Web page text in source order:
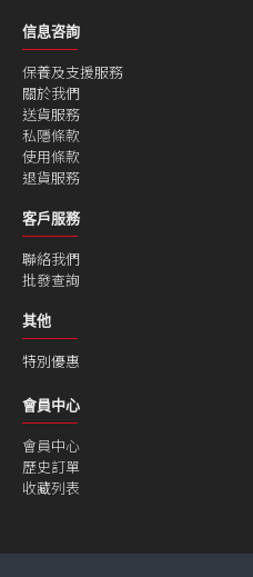
信息咨詢
保養及支援服務
關於我們
送貨服務
私隱條款
使用條款
退貨服務
客戶服務
聯絡我們
批發查詢
其他
特別優惠
會員中心
會員中心
歷史訂單
收藏列表